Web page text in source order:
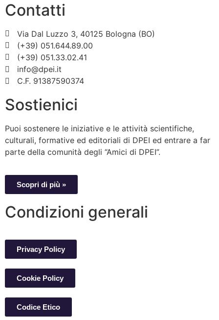
Contatti
Via Dal Luzzo 3, 40125 Bologna (BO)
(+39) 051.644.89.00
(+39) 051.33.02.41
info@dpei.it
C.F. 91387590374
Sostienici
Puoi sostenere le iniziative e le attività scientifiche,
culturali, formative ed editoriali di DPEI ed entrare a far
parte della comunità degli “Amici di DPEI”.
Scopri di più »
Condizioni generali
Privacy Policy
Cookie Policy
Codice Etico